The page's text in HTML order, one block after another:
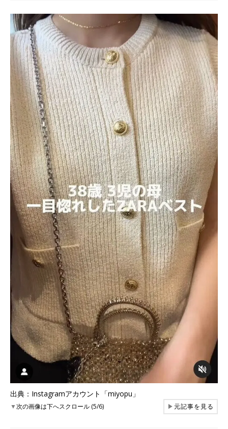
出典：Instagramアカウント「miyopu」
▼次の画像は下へスクロール (5/6) ▶元記事を見る